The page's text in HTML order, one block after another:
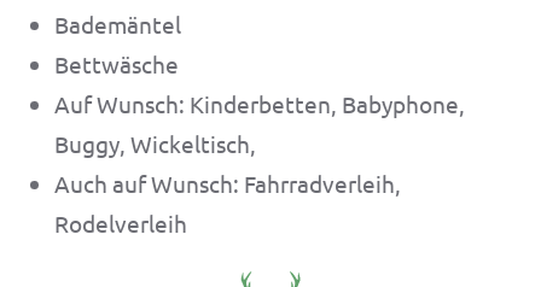
Bademäntel
Bettwäsche
Auf Wunsch: Kinderbetten, Babyphone,
Buggy, Wickeltisch,
Auch auf Wunsch: Fahrradverleih,
Rodelverleih